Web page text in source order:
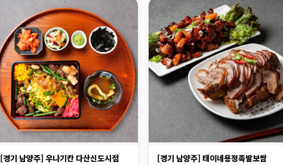
[경기 남양주] 우나기칸 다산신도시점 [경기 남양주] 태이네용정족발보쌈